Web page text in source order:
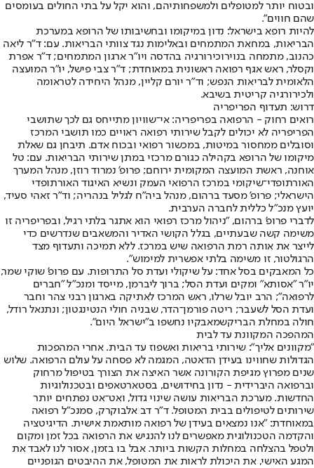
ובטוח יותר למטופלים ולמשפחותיהם, והוא יקל על בתי החולים בעומסים
שהם חווים".
להיות רופא בישראל: נדון במיקומו ובחשיבותו של הרופא במערכת
הבריאות, במחאת המתמחים ובאלימות נגד צוותי הבריאות. עם: ד"ר ליאה
כהנוב, מתמחה בנוירוכירורגיה בהדסה ויו"ר ארגון המתמחים; ד"ר אפרת
וקסלר, ראש אגף רפואה ראשונית במאוחדת; ד"ר צבי פישל, יו"ר המועצה
הלאומית לבריאות הנפש; וד"ר יורם קליין, מנהל היחידה לטראומה
ולכירורגיה קריטית בשיבא.
דרוש: תעדוף הפריפריה
רואים רחוק - הרפואה בפריפריה: אי־שוויון מתייחס גם לכך שתושבי
הפריפריה לא יכולים לקבל שירותי רפואה ראויים כמו תושבי המרכז
וסובלים ממחסור במיטות, במכשור רפואי ובכוח אדם. תיבחן גם שאלת
מיקומו של הרופא בקהילה כגורם מרכזי במתן שירותי הבריאות. עם: טל
אוחנה, ראשת המועצה המקומית ירוחם; פרופ' נמרוד רוזן, מנהל המערך
האורתופדי־שיקומי במרכז הרפואי העמק ונשיא האיגוד האורתופדי
הישראלי; פרופ' מסעד ברהום, מנהל ביה"ח לגליל בנהריה; וד"ר זאהי סעיד,
יועץ מנכ"ל כללית לחברה הערבית.
לדברי פרופ' ברהום, "ניהול מרכז רפואי הוא אתגר בלתי רגיל, ובפריפריה זו
משימה קשה שבעתיים, בגלל הקושי האדיר והמשאבים שנדרשים כדי
לייצר את אותה רמת הרפואה שיש במרכז. ללא תמיכה ותעדוף מצד
הרגולטור, זו משימה בלתי אפשרית למימוש".
כל המאבקים בסל אחד: על שיקולי ועדת סל התרופות. עם פרופ' שוקי שמר,
יו"ר "אסותא" ומקים ועדת הסל; ברוך ליברמן, מייסד ומנכ"ל "חברים
לרפואה"; הרב יובל שרלו, ראש המרכז לאתיקה בארגון רבני צהר וחבר
ועדת הסל לשעבר; ריטה פורמן־הדר, שבניה חולי הנטינגטון; ונתנאל רודל,
חולה במחלת הבריקשמאבקיו נחשפו ב"ישראל היום".
המהפכה המקוונת עד לבית
"מקוונים אליך": שירותי בריאות ואשפוז עד הבית. אחרי המהפכות
הגדולות שחווינו בעידן הדאטה, המגמה לא פסחה על עולם הרפואה. שלוש
שנים מפרוץ מגיפת הקורונה אשר האיצה את הצורך בטיפול מרחוק
וברפואה היברידית - נדון בחידושים, בסטארטאפים ובטכנולוגיות
החדשות. מערכת הבריאות עושה שינוי גדול, ואט־אט נפתחים יותר
שירותים לטיפולים בבית המטופל. ד"ר דב אלבוקרק, סמנכ"ל רפואה
במאוחדת: "אנו נמצאים בעידן של רפואה מותאמת אישית. הדיגיטציה
והקדמה הטכנולוגית מאפשרים לנו להנגיש את הרפואה בכל זמן ומקום
ולטפל בהצלחה במחלות הקשות ביותר. אבל בו בזמן, אסור לנו לאבד את
המגע האישי, את היכולת לראות את המטופל, את ההיבטים הגופניים